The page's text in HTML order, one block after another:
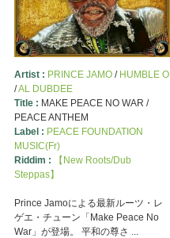
Artist : PRINCE JAMO/ HUMBLE O
/AL DUBDEE
Title : MAKE PEACE NO WAR /
PEACE ANTHEM
Label : PEACE FOUNDATION
MUSIC(Fr)
Riddim :
【New Roots/Dub
Steppas】
Prince Jamoによる最新ルーツ・レ
ゲエ・チューン「Make Peace No
War」が登場。 平和の尊さ ...